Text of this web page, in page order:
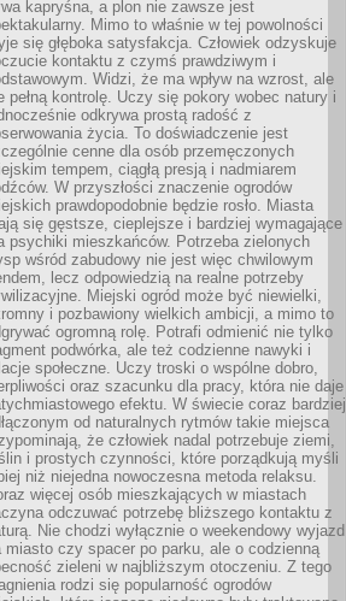
kapryśna, a plon nie zawsze jest
Mimo to właśnie w tej powolności
się głęboka satysfakcja. Człowiek odzyskuje
kontaktu z czymś prawdziwym i
Widzi, że ma wpływ na wzrost, ale
pełną kontrolę. Uczy się pokory wobec natury i
odkrywa prostą radość z
życia. To doświadczenie jest
cenne dla osób przemęczonych
tempem, ciągłą presją i nadmiarem
W przyszłości znaczenie ogrodów
prawdopodobnie będzie rosło. Miasta
się gęstsze, cieplejsze i bardziej wymagające
psychiki mieszkańców. Potrzeba zielonych
wśród zabudowy nie jest więc chwilowym
lecz odpowiedzią na realne potrzeby
Miejski ogród może być niewielki,
i pozbawiony wielkich ambicji, a mimo to
ogromną rolę. Potrafi odmienić nie tylko
podwórka, ale też codzienne nawyki i
społeczne. Uczy troski o wspólne dobro,
oraz szacunku dla pracy, która nie daje
efektu. W świecie coraz bardziej
od naturalnych rytmów takie miejsca
że człowiek nadal potrzebuje ziemi,
i prostych czynności, które porządkują myśli
niż niejedna nowoczesna metoda relaksu.
więcej osób mieszkających w miastach
odczuwać potrzebę bliższego kontaktu z
Nie chodzi wyłącznie o weekendowy wyjazd
miasto czy spacer po parku, ale o codzienną
zieleni w najbliższym otoczeniu. Z tego
rodzi się popularność ogrodów